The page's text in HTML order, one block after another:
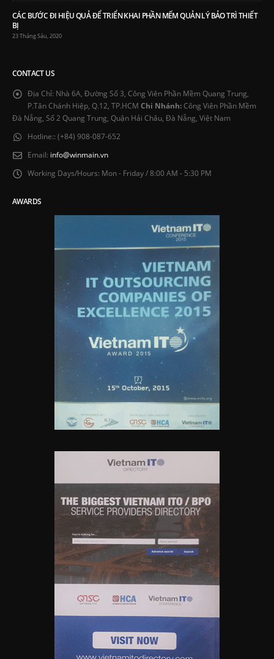
CÁC BƯỚC ĐI HIỆU QUẢ ĐỂ TRIỂN KHAI PHẦN MẾM QUẢN LÝ BẢO TRÌ THIẾT
BỊ
23 Tháng Sáu, 2020
CONTACT US
Địa Chỉ: Nhà 6A, Đường Số 3, Công Viên Phần Mềm Quang Trung,
P.Tân Chánh Hiệp, Q.12, TP.HCM Chi Nhánh:Công Viên Phần Mềm
Đà Nẵng, Số 2 Quang Trung, Quận Hải Châu, Đà Nẵng, Việt Nam
Hotline:: (+84) 908-087-652
Email: info@winmain.vn
Working Days/Hours: Mon - Friday / 8:00 AM - 5:30 PM
AWARDS